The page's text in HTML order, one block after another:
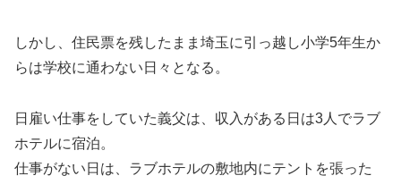
しかし、住民票を残したまま埼玉に引っ越し小学5年生か
らは学校に通わない日々となる。
日雇い仕事をしていた義父は、収入がある日は3人でラブ
ホテルに宿泊。
仕事がない日は、ラブホテルの敷地内にテントを張った